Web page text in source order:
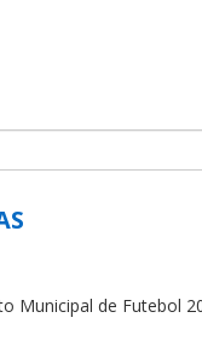
Municipal de Futebol